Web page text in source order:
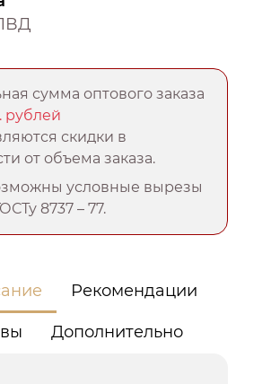
сумма оптового заказа
рублей
скидки в
от объема заказа.
условные вырезы
8737 – 77.
Рекомендации
Дополнительно